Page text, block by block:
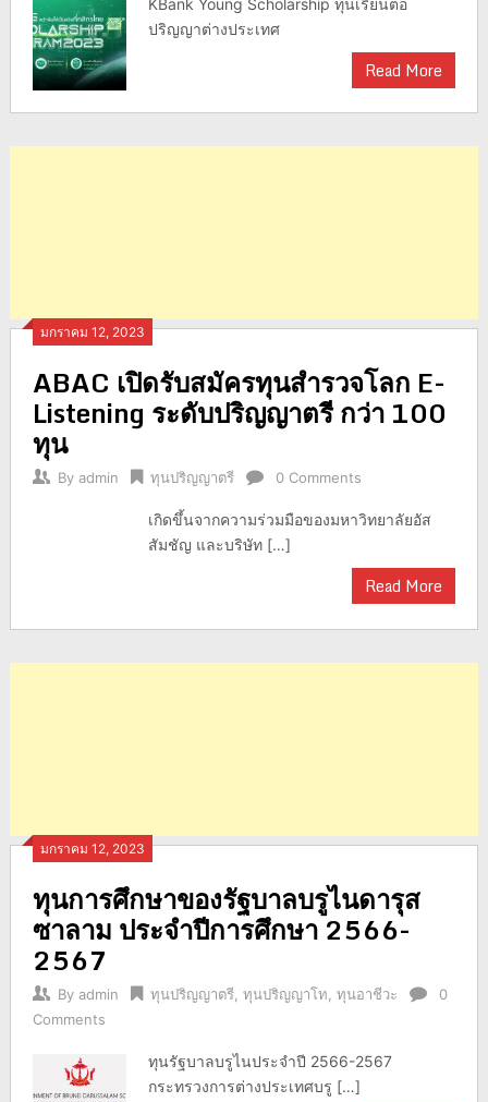
KBank Young Scholarship ทุนเรียนต่อ
ปริญญาต่างประเทศ
Read More
มกราคม 12, 2023
ABAC เปิดรับสมัครทุนสำรวจโลก E-
Listening ระดับปริญญาตรี กว่า 100
ทุน
By admin ทุนปริญญาตรี 0 Comments
เกิดขึ้นจากความร่วมมือของมหาวิทยาลัยอัส
สัมชัญ และบริษัท […]
Read More
มกราคม 12, 2023
ทุนการศึกษาของรัฐบาลบรูไนดารุส
ซาลาม ประจำปีการศึกษา 2566-
2567
By admin ทุนปริญญาตรี, ทุนปริญญาโท ทุนอาชีวะ
0
Comments
ทุนรัฐบาลบรูไนประจำปี 2566-2567
กระทรวงการต่างประเทศบรู […]